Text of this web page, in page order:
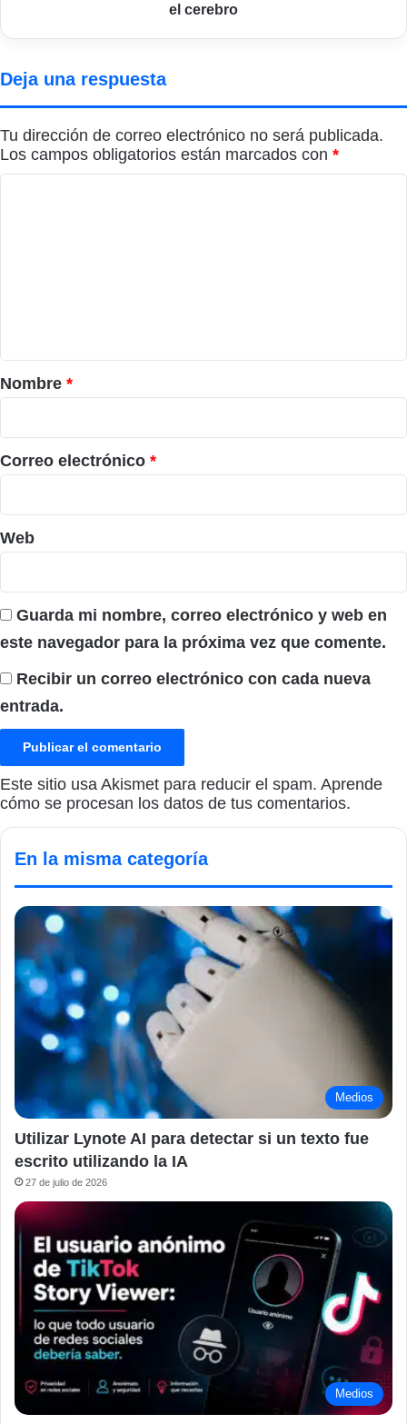
el cerebro
Deja una respuesta
Tu dirección de correo electrónico no será publicada.
Los campos obligatorios están marcados con *
r
i
o
*
Nombre *
Correo electrónico *
Web
Guarda mi nombre, correo electrónico y web en
este navegador para la próxima vez que comente.
Recibir un correo electrónico con cada nueva
entrada.
Este sitio usa Akismet para reducir el spam. Aprende
cómo se procesan los datos de tus comentarios.
En la misma categoría
Medios
Utilizar Lynote AI para detectar si un texto fue
escrito utilizando la IA
27 de julio de 2026
Medios